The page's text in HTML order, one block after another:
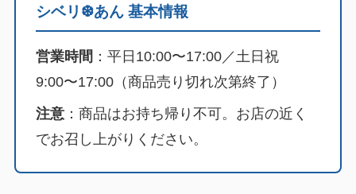
シベリ❆あん 基本情報
営業時間 ：平日10:00〜17:00／土日祝
9:00〜17:00（商品売り切れ次第終了）
注意：商品はお持ち帰り不可。お店の近く
でお召し上がりください。